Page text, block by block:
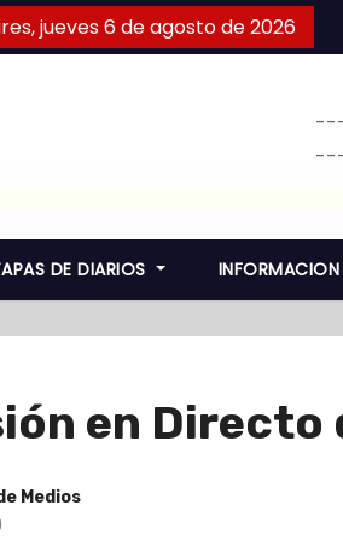
jueves 6 de agosto de 2026
DE DIARIOS INFORMACION
en Directo
Medios